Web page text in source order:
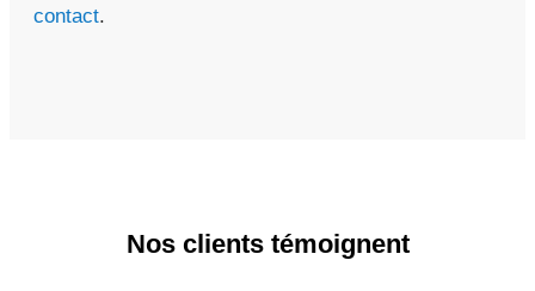
contact.
Nos clients témoignent